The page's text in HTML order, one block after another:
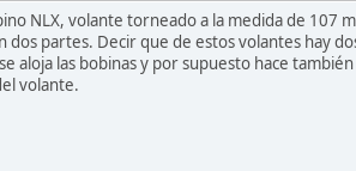
NLX, volante torneado a la medida de
dos partes. Decir que de estos volantes hay
aloja las bobinas y por supuesto hace
volante.